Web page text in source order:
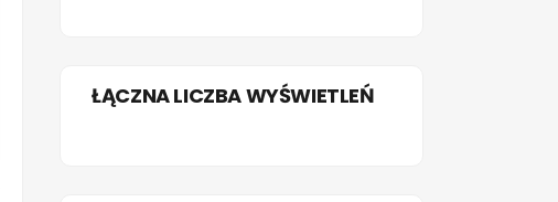
ŁĄCZNA LICZBA WYŚWIETLEŃ